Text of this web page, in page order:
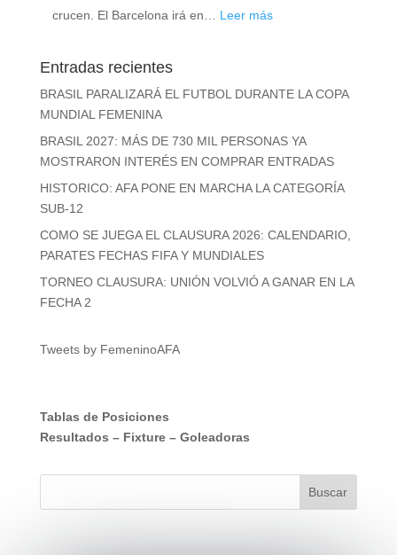
crucen. El Barcelona irá en… Leer más:
Entradas recientes
BRASIL PARALIZARÁ EL FUTBOL DURANTE LA COPA
MUNDIAL FEMENINA
BRASIL 2027: MÁS DE 730 MIL PERSONAS YA
MOSTRARON INTERÉS EN COMPRAR ENTRADAS
HISTORICO: AFA PONE EN MARCHA LA CATEGORÍA
SUB-12
COMO SE JUEGA EL CLAUSURA 2026: CALENDARIO,
PARATES FECHAS FIFA Y MUNDIALES
TORNEO CLAUSURA: UNIÓN VOLVIÓ A GANAR EN LA
FECHA 2
Tweets by FemeninoAFA
Tablas de Posiciones
Resultados – Fixture– Goleadoras